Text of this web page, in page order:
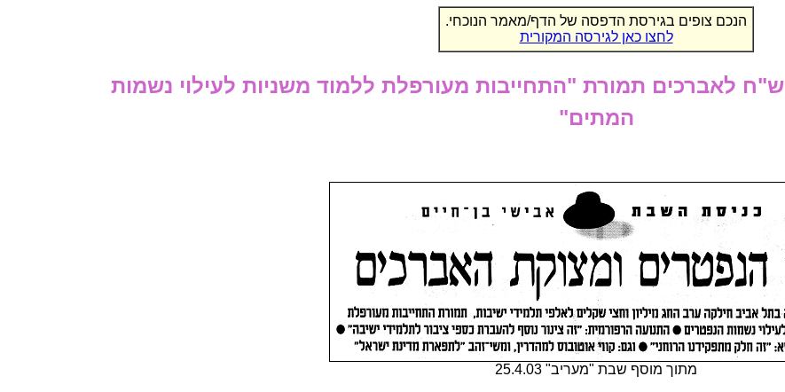
הנכם צופים בגירסת הדפסה של הדף/מאמר הנוכחי.
לחצו כאן לגירסה המקורית
חברה קדישא חילקה 1,500,000 ש"ח לאברכים תמורת "התחייבות מעורפלת ללמוד משניות לעילוי נשמות
המתים"
מתוך מוסף שבת "מעריב" 25.4.03